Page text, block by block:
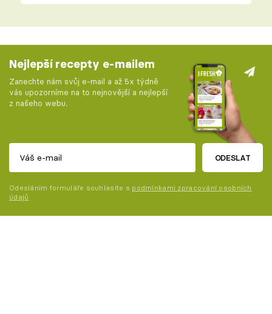
Nejlepší recepty e-mailem
Zanechte nám svůj e-mail a až 5x týdně
vás upozorníme na to nejnovější a nejlepší
z našeho webu.
ODESLAT
Odesláním formuláře souhlasíte s podmínkami zpracování osobních
údajů